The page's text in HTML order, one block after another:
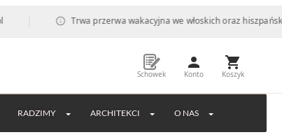
Trwa przerwa wakacyjna we włoskich oraz hiszpańskich
Schowek Konto Koszyk
RADZIMY ARCHITEKCI O NAS